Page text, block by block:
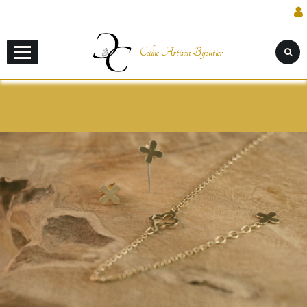
Céline Artisan Bijoutier